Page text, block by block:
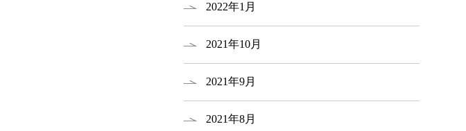
2022年1月
2021年10月
2021年9月
2021年8月